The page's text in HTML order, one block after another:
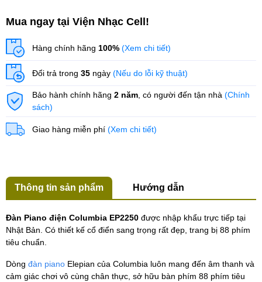
Mua ngay tại Viện Nhạc Cell!
Hàng chính hãng 100% (Xem chi tiết)
Đổi trả trong 35 ngày (Nếu do lỗi kỹ thuật)
Bảo hành chính hãng 2 năm , có người đến tận nhà (Chính
sách)
Giao hàng miễn phí (Xem chi tiết)
Thông tin sản phẩm Hướng dẫn
Đàn Piano điện Columbia EP2250 được nhập khẩu trực tiếp tại
Nhật Bản. Có thiết kế cổ điển sang trọng rất đẹp, trang bị 88 phím
tiêu chuẩn.
Dòng đàn piano Elepian của Columbia luôn mang đến âm thanh và
cảm giác chơi vô cùng chân thực, sở hữu bàn phím 88 phím tiêu